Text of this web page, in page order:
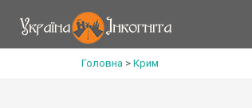
Головна > Крим